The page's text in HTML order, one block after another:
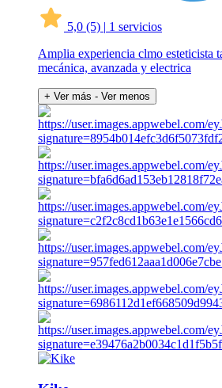
5,0 (5) | 1 servicios
Amplia experiencia clmo esteticista
mecánica, avanzada y electrica
+ Ver más - Ver menos